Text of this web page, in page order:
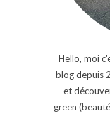
Hello, moi
blog depuis
et
green